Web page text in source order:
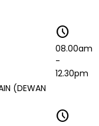
schedule
08.00am
-
12.30pm
(DEWAN
schedule